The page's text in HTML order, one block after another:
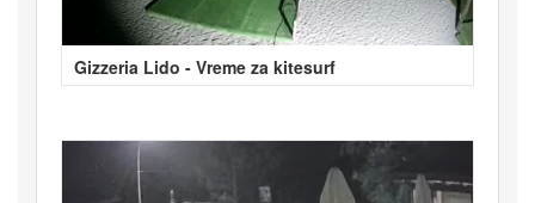
Gizzeria Lido - Vreme za kitesurf